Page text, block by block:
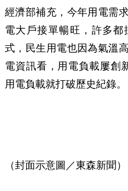
經濟部補充，今年用電需
電大戶接單暢旺，許多都
式，民生用電也因為氣溫
電資訊看，用電負載屢創
用電負載就打破歷史紀錄。
（封面示意圖／東森新聞）